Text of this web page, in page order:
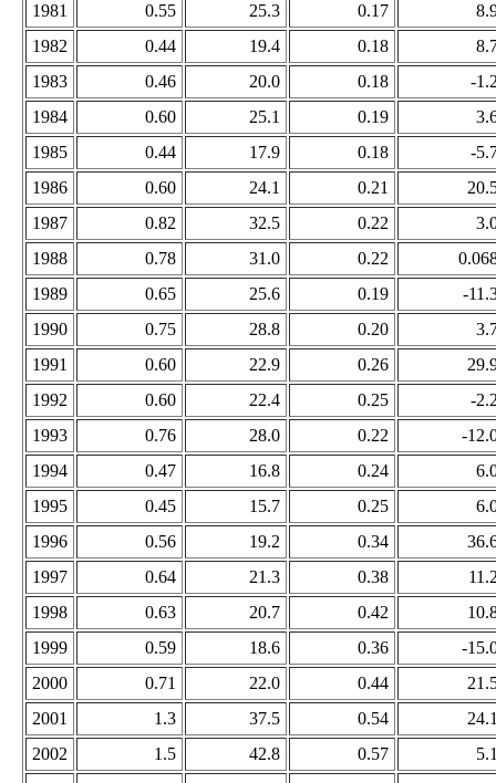
1981
0.55 25.3 0.17
1982
0.44 19.4 0.18
1983
0.46 20.0 0.18
-
1984
0.60 25.1 0.19
1985
0.44 17.9 0.18
-
1986
0.60 24.1 0.21
1987
0.82 32.5 0.22
1988
0.78 31.0 0.22
1989
0.65 25.6 0.19
-
1990
0.75 28.8 0.20
1991
0.60 22.9 0.26
1992
0.60 22.4 0.25
-
1993
0.76 28.0 0.22
-
1994
0.47 16.8 0.24
1995
0.45 15.7 0.25
1996
0.56 19.2 0.34
1997
0.64 21.3 0.38
1998
0.63 20.7 0.42
1999
0.59 18.6 0.36
-
2000
0.71 22.0 0.44
2001
1.3 37.5 0.54
2002
1.5 42.8 0.57